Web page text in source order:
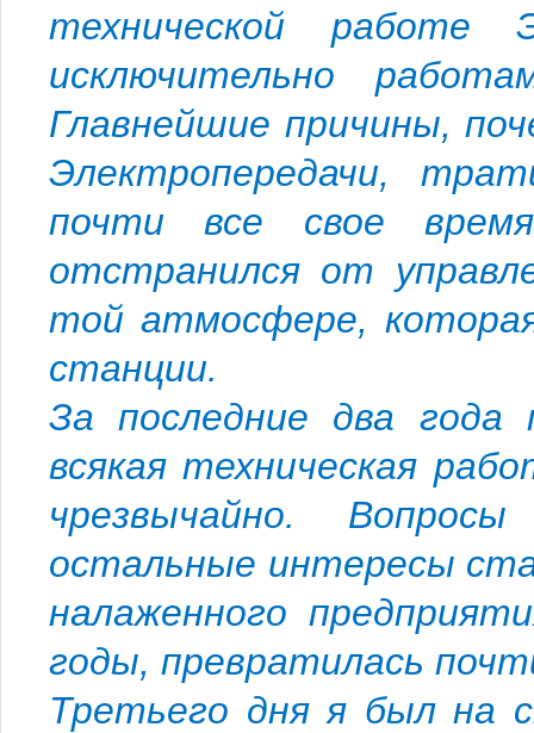
технической работе
исключительно
Главнейшие причины,
Электропередачи,
почти все свое
отстранился от
той атмосфере,
станции.
За последние два года
всякая техническая
чрезвычайно.
остальные интересы
налаженного
годы, превратилась
Третьего дня я был на